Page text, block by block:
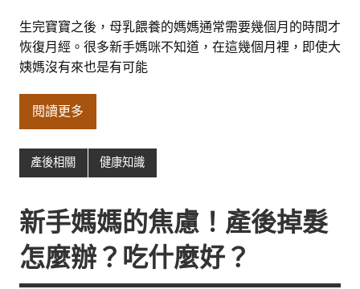
生完寶寶之後，母乳餵養的媽媽通常需要幾個月的時間才
恢復月經。很多新手媽咪不知道，在這幾個月裡，即使大
姨媽沒有來也是有可能
閱讀更多
產後相關 健康知識
新手媽媽的焦慮！產後掉髮
怎麼辦？吃什麼好？